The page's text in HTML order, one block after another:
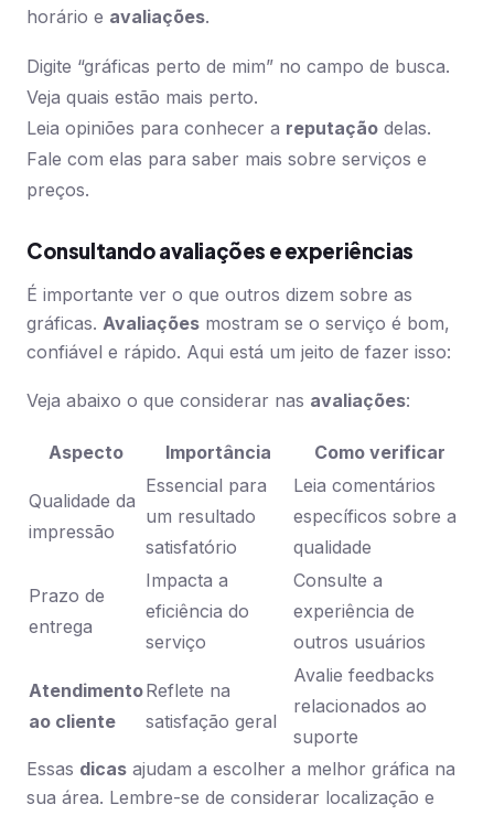
horário e avaliações.
Digite “gráficas perto de mim” no campo de busca.
Veja quais estão mais perto.
Leia opiniões para conhecer a reputação delas.
Fale com elas para saber mais sobre serviços e
preços.
Consultando avaliações e experiências
É importante ver o que outros dizem sobre as
gráficas. Avaliações mostram se o serviço é bom,
confiável e rápido. Aqui está um jeito de fazer isso:
Veja abaixo o que considerar nas avaliações:
Aspecto Importância Como verificar
Qualidade da
impressão
Essencial para
um resultado
satisfatório
Leia comentários
específicos sobre a
qualidade
Prazo de
entrega
Impacta a
eficiência do
serviço
Consulte a
experiência de
outros usuários
Atendimento
ao cliente
Reflete na
satisfação geral
Avalie feedbacks
relacionados ao
suporte
Essas dicas ajudam a escolher a melhor gráfica na
sua área. Lembre-se de considerar localização e